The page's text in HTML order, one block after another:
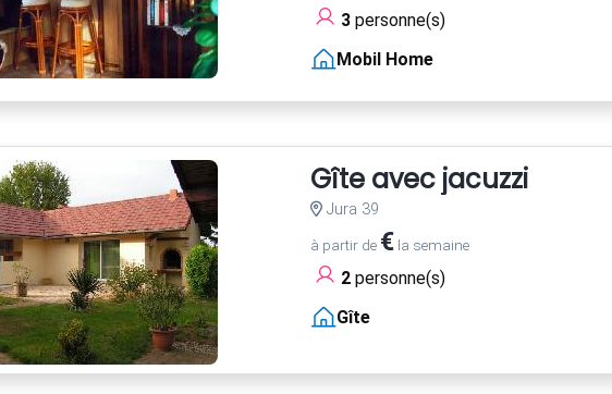
3personne(s)
Mobil Home
Gîte avec jacuzzi
Jura 39
à partir de €la semaine
2personne(s)
Gîte